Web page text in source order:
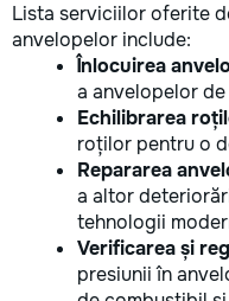
Lista serviciilor oferite
anvelopelor include:
Înlocuirea
a anvelopelor
Echilibrarea
roților pentru o
Repararea
a altor
tehnologii
Verificarea și
presiunii în